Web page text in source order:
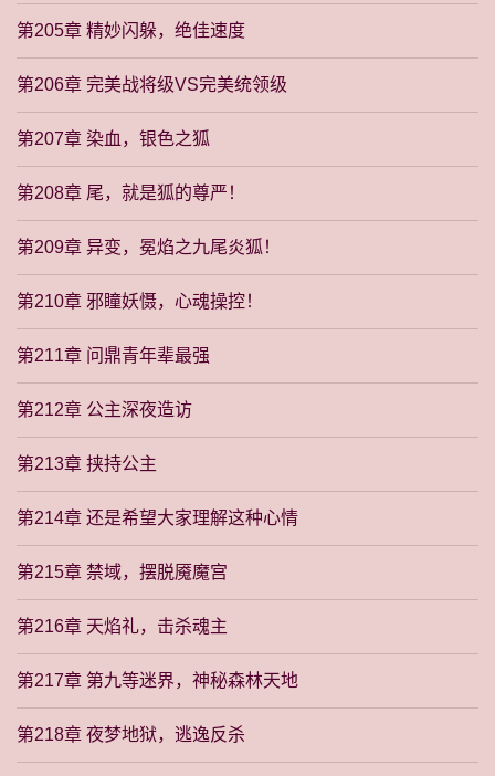
第205章 精妙闪躲，绝佳速度
第206章 完美战将级VS完美统领级
第207章 染血，银色之狐
第208章 尾，就是狐的尊严！
第209章 异变，冕焰之九尾炎狐！
第210章 邪瞳妖慑，心魂操控！
第211章 问鼎青年辈最强
第212章 公主深夜造访
第213章 挟持公主
第214章 还是希望大家理解这种心情
第215章 禁域，摆脱魇魔宫
第216章 天焰礼，击杀魂主
第217章 第九等迷界，神秘森林天地
第218章 夜梦地狱，逃逸反杀